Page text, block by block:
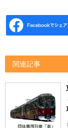
関連記事